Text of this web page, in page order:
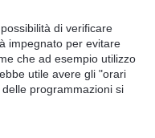
di verificare
impegnato per evitare
che ad esempio utilizzo
utile avere gli "orari
programmazioni si